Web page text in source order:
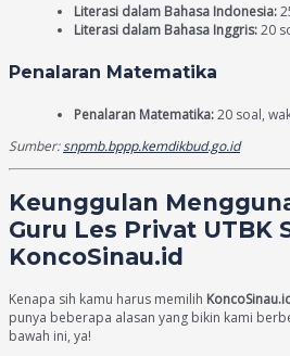
Literasi dalam Bahasa Indonesia:
Literasi dalam Bahasa Inggris:20
Penalaran Matematika
Penalaran Matematika:20 soal,
Sumber:snpmb.bppp.kemdikbud.go.id
Keunggulan
Guru Les Privat UTBK
KoncoSinau.id
Kenapa sih kamu harus memilih
punya beberapa alasan yang bikin kami
bawah ini, ya!